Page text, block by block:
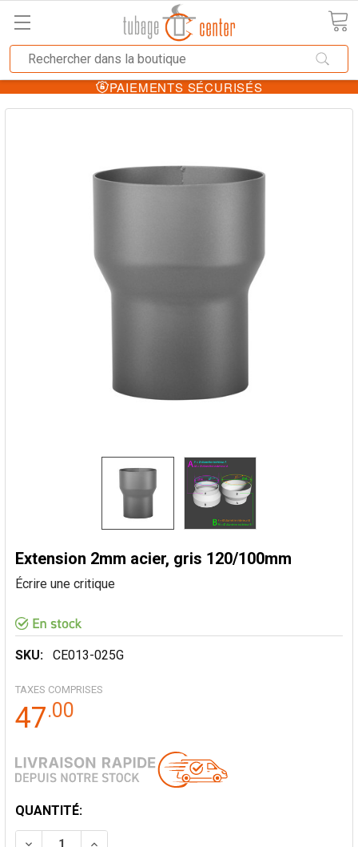
PAIEMENTS SÉCURISÉS
Extension 2mm acier, gris 120/100mm
Écrire une critique
SKU: CE013-025G
TAXES COMPRISES
47.00
STOCK
ACTUEL:
QUANTITÉ:
DIMINUER LA QUANTITÉ DE EXTENSION 2MM ACIER,
AUGMENTER LA QUANTITÉ DE EXTENSION